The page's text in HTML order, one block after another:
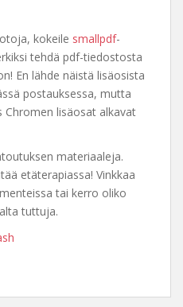
kokeile smallpdf-
tehdä pdf-tiedostosta
En lähde näistä lisäosista
postauksessa, mutta
Chromen lisäosat alkavat
materiaaleja.
etäterapiassa! Vinkkaa
tai kerro oliko
tuttuja.